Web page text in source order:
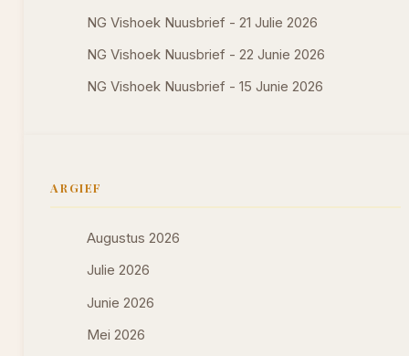
NG Vishoek Nuusbrief - 21 Julie 2026
NG Vishoek Nuusbrief - 22 Junie 2026
NG Vishoek Nuusbrief - 15 Junie 2026
ARGIEF
Augustus 2026
Julie 2026
Junie 2026
Mei 2026